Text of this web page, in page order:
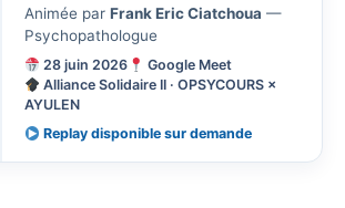
Animée par Frank Eric Ciatchoua —
Psychopathologue
28 juin 2026
Google Meet
Alliance Solidaire II · OPSYCOURS ×
AYULEN
Replay disponible sur demande